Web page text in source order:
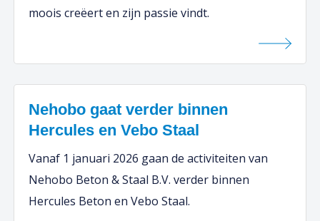
moois creëert en zijn passie vindt.
Nehobo gaat verder binnen
Hercules en Vebo Staal
Vanaf 1 januari 2026 gaan de activiteiten van
Nehobo Beton & Staal B.V. verder binnen
Hercules Beton en Vebo Staal.